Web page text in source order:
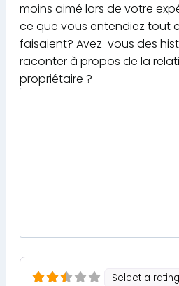
moins aimé lors de votre
ce que vous entendiez tout
faisaient? Avez-vous des
raconter à propos de la
propriétaire ?
Select a rating